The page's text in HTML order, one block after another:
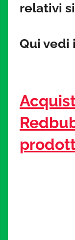
relativi
Qui vedi